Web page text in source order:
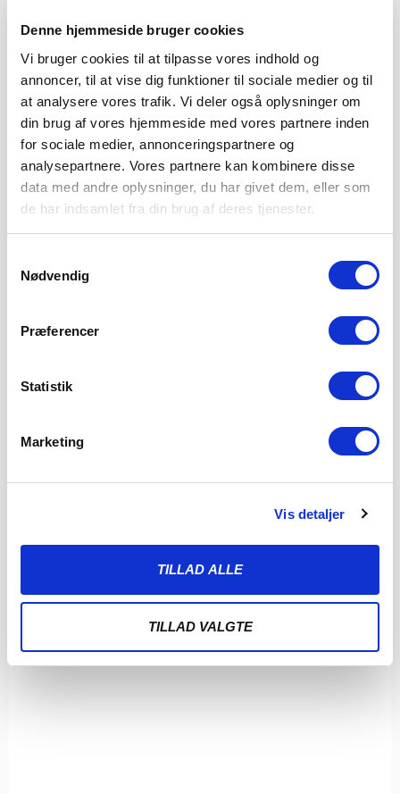
Denne hjemmeside bruger cookies
Vi bruger cookies til at tilpasse vores indhold og
annoncer, til at vise dig funktioner til sociale medier og til
at analysere vores trafik. Vi deler også oplysninger om
din brug af vores hjemmeside med vores partnere inden
for sociale medier, annonceringspartnere og
analysepartnere. Vores partnere kan kombinere disse
data med andre oplysninger, du har givet dem, eller som
de har indsamlet fra din brug af deres tjenester.
Nødvendig
Præferencer
Statistik
Marketing
Vis detaljer
TILLAD ALLE
TILLAD VALGTE
Sønderjyske Fodbold har med omgående virkning solgt
Magnus Jensen til FC Midtjylland. Magnus Jensen har